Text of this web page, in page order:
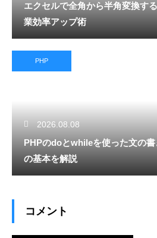
エクセルで全角から半角変換す
業効率アップ術
PHP
2026.08.08
PHPのdoとwhileを使った文の
の基本を解説
コメント